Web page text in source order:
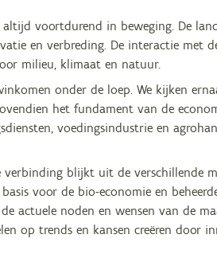
altijd voortdurend in beweging. De
en verbreding. De interactie met
milieu, klimaat en natuur.
onder de loep. We kijken
het fundament van de
voedingsindustrie en
blijkt uit de verschillende
voor de bio-economie en
actuele noden en wensen van de
op trends en kansen creëren door